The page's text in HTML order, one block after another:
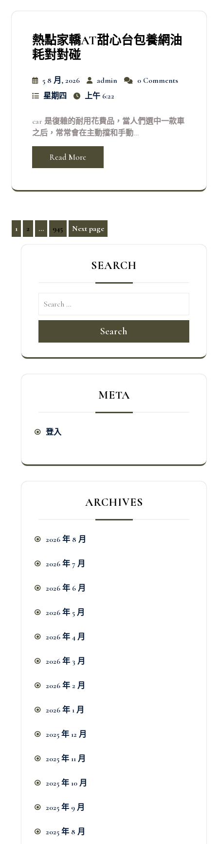
熱點家轎AT甜心台包養網油
耗對對碰
5 8 月, 2026 admin
0 Comments
星期四
上午 6:22
car 是復雜的耐用花費品，當人們選中一款車
之后，常常會在主動擋和手動...
Read More
文
章
Page
1 Page
2 ... Page
945 Next page
SEARCH
Search
META
登入
ARCHIVES
2026 年 8 月
2026 年 7 月
2026 年 6 月
2026 年 5 月
2026 年 4 月
2026 年 3 月
2026 年 2 月
2026 年 1 月
2025 年 12 月
2025 年 11 月
2025 年 10 月
2025 年 9 月
2025 年 8 月